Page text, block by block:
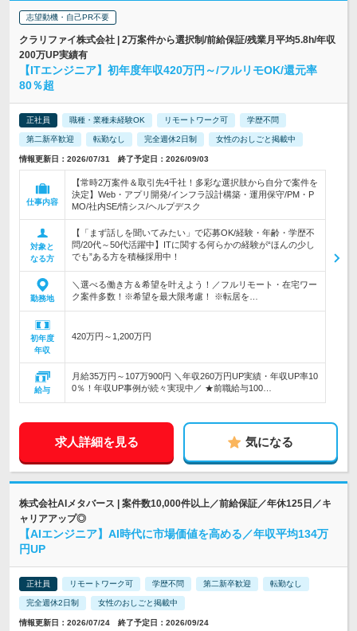
志望動機・自己PR不要
クラリファイ株式会社 | 2万案件から選択制/前給保証/残業月平均5.8h/年収
200万UP実績有
【ITエンジニア】初年度年収420万円～/フルリモOK/還元率
80％超
正社員 職種・業種未経験OK リモートワーク可 学歴不問
第二新卒歓迎 転勤なし 完全週休2日制 女性のおしごと掲載中
情報更新日：2026/07/31 終了予定日：2026/09/03
仕事内容
【常時2万案件＆取引先4千社！多彩な選択肢から自分で案件を
決定】Web・アプリ開発/インフラ設計構築・運用保守/PM・P
MO/社内SE/情シス/ヘルプデスク
対象と
なる方
【「まず話しを聞いてみたい」で応募OK/経験・年齢・学歴不
問/20代～50代活躍中】ITに関する何らかの経験が“ほんの少し
でも”ある方を積極採用中！
勤務地
＼選べる働き方＆希望を叶えよう！／フルリモート・在宅ワー
ク案件多数！※希望を最大限考慮！ ※転居を…
初年度
年収
420万円～1,200万円
給与
月給35万円～107万900円 ＼年収260万円UP実績・年収UP率10
0％！年収UP事例が続々実現中／ ★前職給与100…
求人詳細を見る 気になる
株式会社AIメタバース | 案件数10,000件以上／前給保証／年休125日／キ
ャリアアップ◎
【AIエンジニア】AI時代に市場価値を高める／年収平均134万
円UP
正社員 リモートワーク可 学歴不問 第二新卒歓迎 転勤なし
完全週休2日制 女性のおしごと掲載中
情報更新日：2026/07/24 終了予定日：2026/09/24